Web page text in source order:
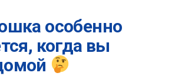
особенно
когда вы